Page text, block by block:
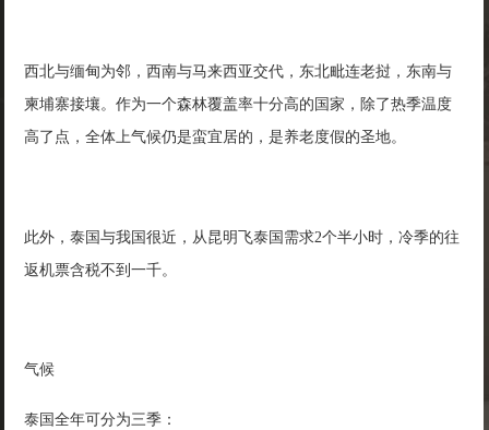
西北与缅甸为邻，西南与马来西亚交代，东北毗连老挝，东南与
柬埔寨接壤。作为一个森林覆盖率十分高的国家，除了热季温度
高了点，全体上气候仍是蛮宜居的，是养老度假的圣地。
此外，泰国与我国很近，从昆明飞泰国需求2个半小时，冷季的往
返机票含税不到一千。
气候
泰国全年可分为三季：